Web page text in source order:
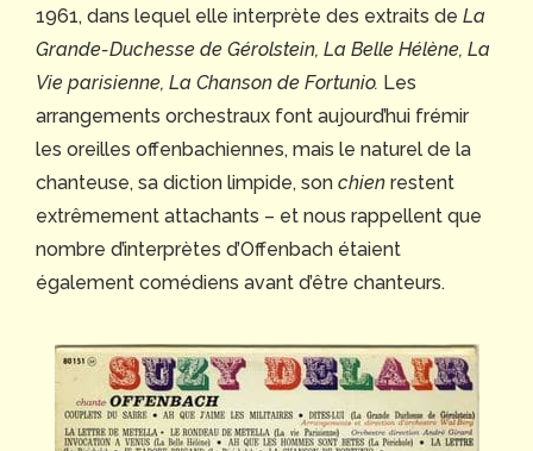
1961, dans lequel elle interprète des extraits de La
Grande-Duchesse de Gérolstein, La Belle Hélène, La
Vie parisienne, La Chanson de Fortunio. Les
arrangements orchestraux font aujourd’hui frémir
les oreilles offenbachiennes, mais le naturel de la
chanteuse, sa diction limpide, son chien restent
extrêmement attachants – et nous rappellent que
nombre d’interprètes d’Offenbach étaient
également comédiens avant d’être chanteurs.